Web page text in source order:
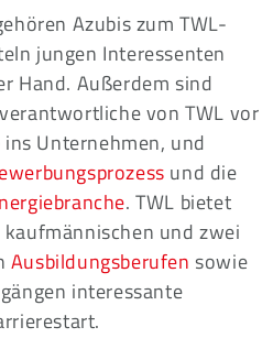
Azubis zum TWL-
jungen Interessenten
Hand. Außerdem sind
von TWL vor
Unternehmen, und
und die
. TWL bietet
und zwei
Ausbildungsberufen sowie
interessante